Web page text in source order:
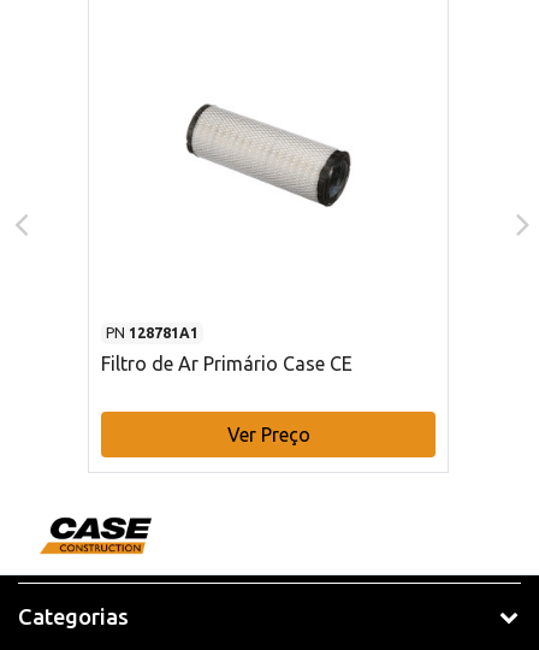
PN 128781A1
Filtro de Ar Primário Case CE
Ver Preço
Categorias